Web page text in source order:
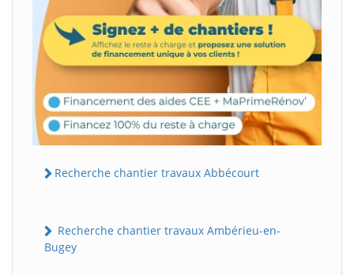
Recherche chantier travaux Abbécourt
Recherche chantier travaux Ambérieu-en-
Bugey